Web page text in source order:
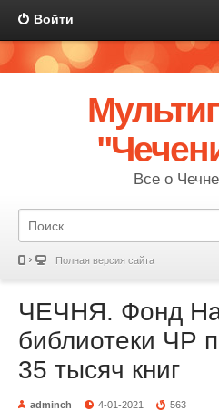
Войти
Все о
Полная версия сайта
ЧЕЧНЯ. Фонд
библиотеки ЧР
35 тысяч книг
adminch 4-01-2021 563